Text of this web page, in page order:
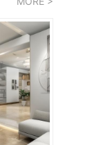
于无线通
电子设备中
。 KV